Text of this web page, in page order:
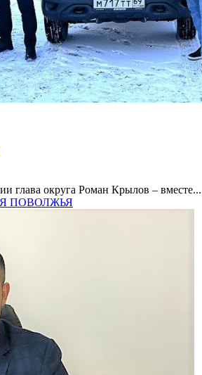
глава округа Роман Крылов – вместе...
ПОВОЛЖЬЯ